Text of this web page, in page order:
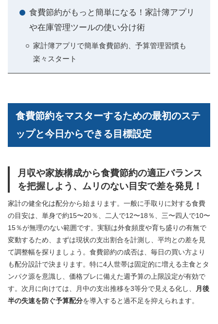
食費節約がもっと簡単になる！家計簿アプリ
や在庫管理ツールの使い分け術
家計簿アプリで簡単食費節約、予算管理習慣も
楽々スタート
食費節約をマスターするための最初のステ
ップと今日からできる目標設定
月収や家族構成から食費節約の適正バランス
を把握しよう、ムリのない目安で差を発見！
家計の健全化は配分から始まります。一般に手取りに対する食費
の目安は、単身で約15〜20％、二人で12〜18％、三〜四人で10〜
15％が無理のない範囲です。実額は外食頻度や育ち盛りの有無で
変動するため、まずは現状の支出割合を計測し、平均との差を見
て調整幅を探りましょう。食費節約の成否は、毎日の買い方より
も配分設計で決まります。特に4人世帯は固定的に増える主食とタ
ンパク源を意識し、価格ブレに備えた週予算の上限設定が有効で
す。次月に向けては、月中の支出推移を3等分で見える化し、
月後
半の失速を防ぐ予算配分を導入すると過不足を抑えられます。